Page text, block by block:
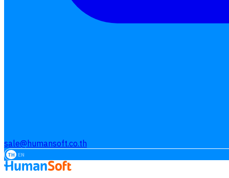
sale@humansoft.co.th
TH EN